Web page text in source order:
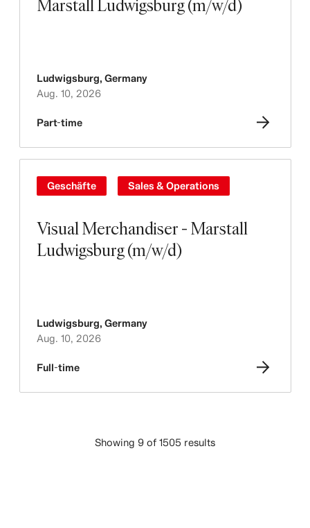
Ludwigsburg, Germany
Aug. 10, 2026
Part-time
Visual Merchandiser - Marstall
Ludwigsburg (m/w/d)
Geschäfte Sales & Operations
Ludwigsburg, Germany
Aug. 10, 2026
Full-time
Showing 9 of 1505 results